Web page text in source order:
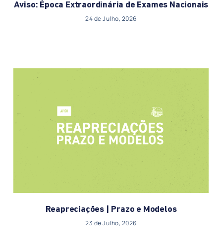
Aviso: Época Extraordinária de Exames Nacionais
24 de Julho, 2026
Reapreciações | Prazo e Modelos
23 de Julho, 2026